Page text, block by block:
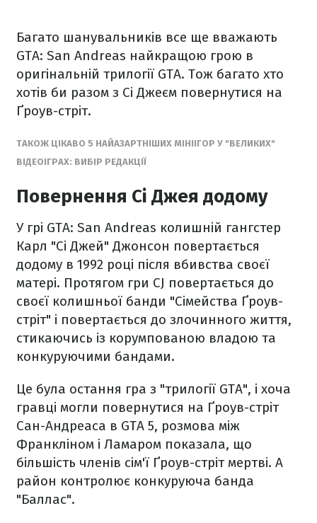
Багато шанувальників все ще вважають
GTA: San Andreas найкращою грою в
оригінальній трилогії GTA. Тож багато хто
хотів би разом з Сі Джеєм повернутися на
Ґроув-стріт.
ТАКОЖ ЦІКАВО 5 НАЙАЗАРТНІШИХ МІНІІГОР У "ВЕЛИКИХ"
ВІДЕОІГРАХ: ВИБІР РЕДАКЦІЇ
Повернення Сі Джея додому
У грі GTA: San Andreas колишній гангстер
Карл "Сі Джей" Джонсон повертається
додому в 1992 році після вбивства своєї
матері. Протягом гри CJ повертається до
своєї колишньої банди "Сімейства Ґроув-
стріт" і повертається до злочинного життя,
стикаючись із корумпованою владою та
конкуруючими бандами.
Це була остання гра з "трилогії GTA", і хоча
гравці могли повернутися на Ґроув-стріт
Сан-Андреаса в GTA 5, розмова між
Франкліном і Ламаром показала, що
більшість членів сім'ї Ґроув-стріт мертві. А
район контролює конкуруюча банда
"Баллас".